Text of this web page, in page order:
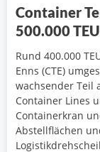
Container
500.000
Rund 400.000
Enns (CTE)
wachsender Teil
Container Lines
Containerkran
Abstellflächen